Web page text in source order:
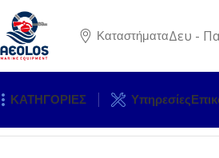
ΚαταστήματαΔευ -
ΚΑΤΗΓΟΡΙΕΣ Υπηρεσίες